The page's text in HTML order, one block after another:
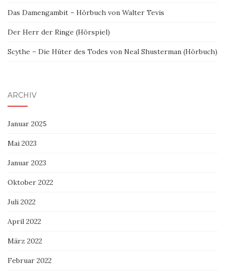
Das Damengambit – Hörbuch von Walter Tevis
Der Herr der Ringe (Hörspiel)
Scythe – Die Hüter des Todes von Neal Shusterman (Hörbuch)
ARCHIV
Januar 2025
Mai 2023
Januar 2023
Oktober 2022
Juli 2022
April 2022
März 2022
Februar 2022